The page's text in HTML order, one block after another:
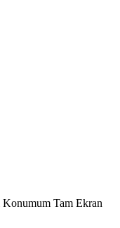
Konumum Tam Ekran